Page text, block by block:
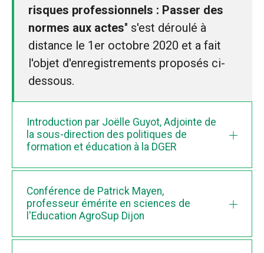
risques professionnels : Passer des
normes aux actes" s'est déroulé à
distance le 1er octobre 2020 et a fait
l'objet d'enregistrements proposés ci-
dessous.
Introduction par Joëlle Guyot, Adjointe de
la sous-direction des politiques de
formation et éducation à la DGER
Conférence de Patrick Mayen,
professeur émérite en sciences de
l'Education AgroSup Dijon